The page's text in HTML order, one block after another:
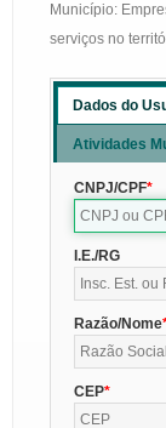
Município:
serviços no
Dados do
Atividades
CNPJ/CPF
I.E./RG
Razão/Nome
CEP